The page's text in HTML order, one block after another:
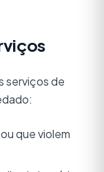
serviços de
que violem